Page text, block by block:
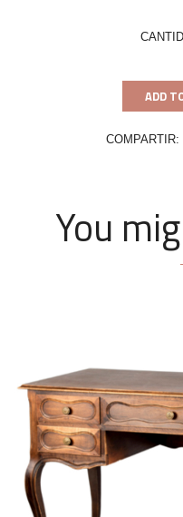
ADD
COMPARTIR:
You